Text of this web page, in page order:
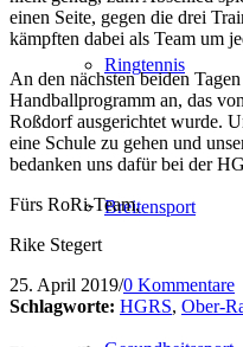
Ringtennis
Breitensport
einen Seite, gegen die drei
kämpften dabei als Team um
An den nächsten beiden
Handballprogramm an, das
Roßdorf ausgerichtet wurde.
eine Schule zu gehen und
bedanken uns dafür bei der
Fürs RoRi-Team,
Rike Stegert
25. April 2019/0 Kommentare
Schlagworte: HGRS, Ober-